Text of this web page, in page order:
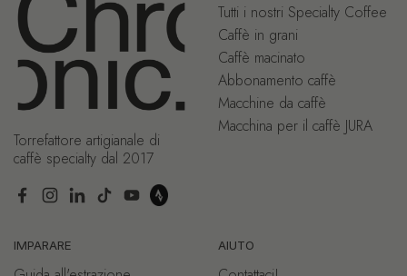
Torrefattore artigianale di
caffè specialty dal 2017
Facebook
Instagram
LinkedIn
TikTokYouTube
Tutti i nostri Specialty Coffee
Caffè in grani
Caffè macinato
Abbonamento caffè
Macchine da caffè
Macchina per il caffè JURA
IMPARARE AIUTO